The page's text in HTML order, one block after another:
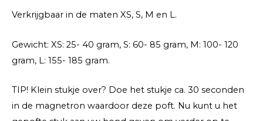
Verkrijgbaar in de maten XS, S, M en L.
Gewicht: XS: 25- 40 gram, S: 60- 85 gram, M: 100- 120
gram, L: 155- 185 gram.
TIP! Klein stukje over? Doe het stukje ca. 30 seconden
in de magnetron waardoor deze poft. Nu kunt u het